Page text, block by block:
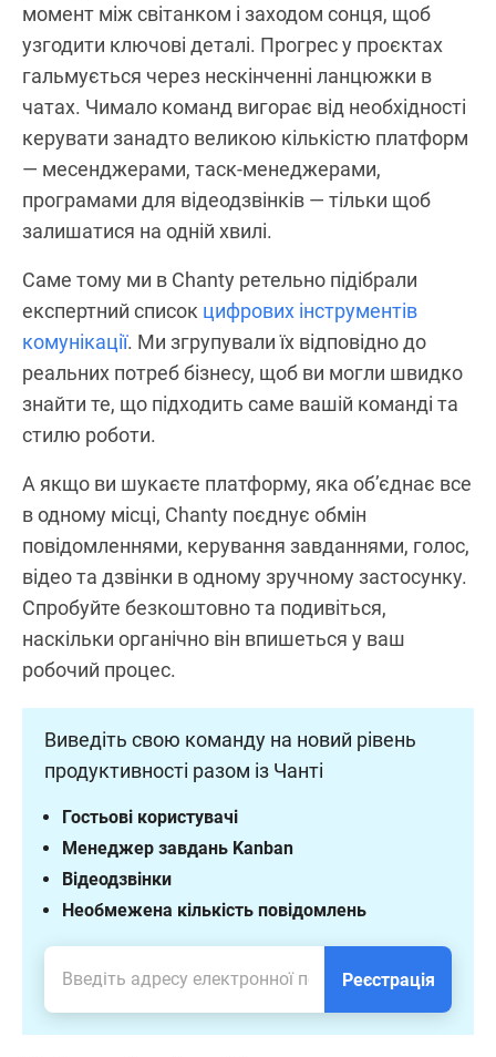
момент між світанком і заходом сонця, щоб
узгодити ключові деталі. Прогрес у проєктах
гальмується через нескінченні ланцюжки в
чатах. Чимало команд вигорає від необхідності
керувати занадто великою кількістю платформ
— месенджерами, таск-менеджерами,
програмами для відеодзвінків — тільки щоб
залишатися на одній хвилі.
Саме тому ми в Chanty ретельно підібрали
експертний список цифрових інструментів
комунікації. Ми згрупували їх відповідно до
реальних потреб бізнесу, щоб ви могли швидко
знайти те, що підходить саме вашій команді та
стилю роботи.
А якщо ви шукаєте платформу, яка об’єднає все
в одному місці, Chanty поєднує обмін
повідомленнями, керування завданнями, голос,
відео та дзвінки в одному зручному застосунку.
Спробуйте безкоштовно та подивіться,
наскільки органічно він впишеться у ваш
робочий процес.
Виведіть свою команду на новий рівень
продуктивності разом із Чанті
Необмежена кількість повідомлень
Відеодзвінки
Менеджер завдань Kanban
Гостьові користувачі
Реєстрація